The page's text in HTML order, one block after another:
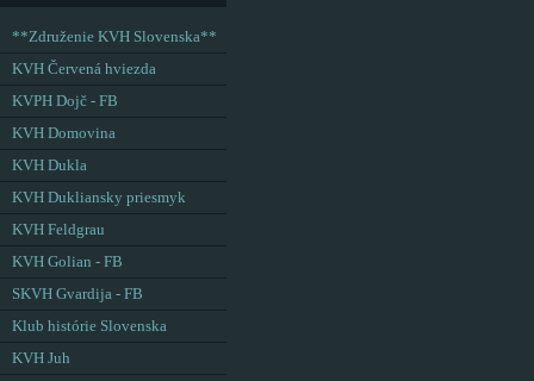
**Združenie KVH Slovenska**
KVH Červená hviezda
KVPH Dojč - FB
KVH Domovina
KVH Dukla
KVH Dukliansky priesmyk
KVH Feldgrau
KVH Golian - FB
SKVH Gvardija - FB
Klub histórie Slovenska
KVH Juh